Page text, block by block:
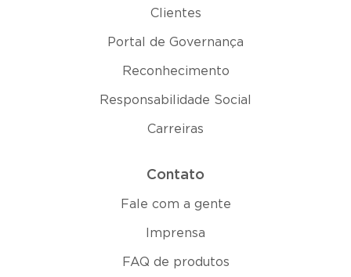
Clientes
Portal de Governança
Reconhecimento
Responsabilidade Social
Carreiras
Contato
Fale com a gente
Imprensa
FAQ de produtos